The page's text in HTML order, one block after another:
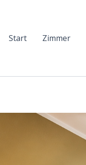
Start Zimmer